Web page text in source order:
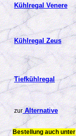
Kühlregal Venere
Kühlregal Zeus
Tiefkühlregal
zur Alternative
Bestellung auch unter